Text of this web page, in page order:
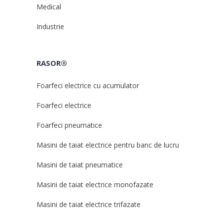
Medical
Industrie
RASOR®
Foarfeci electrice cu acumulator
Foarfeci electrice
Foarfeci pneumatice
Masini de taiat electrice pentru banc de lucru
Masini de taiat pneumatice
Masini de taiat electrice monofazate
Masini de taiat electrice trifazate